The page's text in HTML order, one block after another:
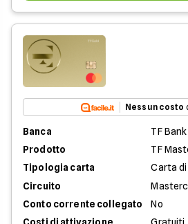
Nessun costo
Banca
TF Bank
Prodotto
TF
Tipologia carta
Carta
Circuito
Conto corrente collegato
No